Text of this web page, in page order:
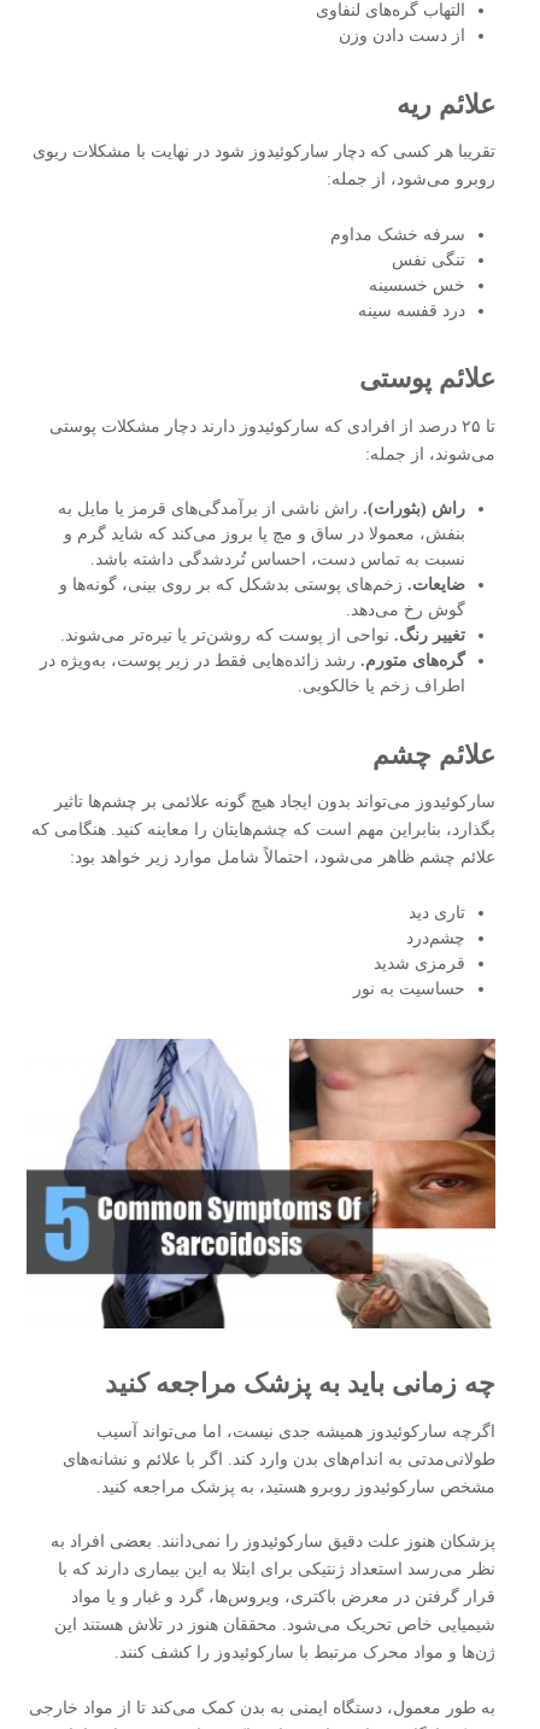
التهاب گره‌های لنفاوی
از دست دادن وزن
علائم ریه
تقریبا هر کسی که دچار سارکوئیدوز شود در نهایت با مشکلات ریوی
روبرو می‌شود، از جمله:
سرفه خشک مداوم
تنگی نفس
خس‌ خسسینه
درد قفسه‌ سینه
علائم پوستی
تا ۲۵ درصد از افرادی که سارکوئیدوز دارند دچار مشکلات پوستی
می‌شوند، از جمله:
راش (بثورات).راش ناشی از برآمدگی‌های قرمز یا مایل به
بنفش، معمولا در ساق و مچ پا بروز می‌کند که شاید گرم و
نسبت به تماس دست، احساس تُردشدگی داشته باشد.
ضایعات.زخم‌های پوستی بدشکل که بر روی بینی، گونه‌ها و
گوش رخ می‌دهد.
تغییر رنگ.نواحی از پوست که روشن‌تر یا تیره‌تر می‌شوند.
گره‌های متورم.رشد زائده‌هایی فقط در زیر پوست، به‌ویژه در
اطراف زخم یا خالکوبی.
علائم چشم
سارکوئیدوز می‌تواند بدون ایجاد هیچ گونه علائمی بر چشم‌ها تاثیر
بگذارد، بنابراین مهم است که چشم‌هایتان را معاینه کنید. هنگامی که
علائم چشم ظاهر می‌شود، احتمالاً شامل موارد زیر خواهد بود:
تاری دید
چشم‌درد
قرمزی شدید
حساسیت به نور
چه زمانی باید به پزشک مراجعه کنید
اگرچه سارکوئیدوز همیشه جدی نیست، اما می‌تواند آسیب
طولانی‌مدتی به اندا‌م‌های بدن وارد کند. اگر با علائم و نشانه‌های
مشخص سارکوئیدوز روبرو هستید، به پزشک مراجعه کنید.
پزشکان هنوز علت دقیق سارکوئیدوز را نمی‌دانند. بعضی افراد به
نظر می‌رسد استعداد ژنتیکی برای ابتلا به این بیماری دارند که با
قرار گرفتن در معرض باکتری، ویروس‌ها، گرد و غبار و یا مواد
شیمیایی خاص تحریک می‌شود. محققان هنوز در تلاش هستند این
ژن‌ها و مواد محرک مرتبط با سارکوئیدوز را کشف کنند.
به طور معمول، دستگاه ایمنی به بدن کمک می‌کند تا از مواد خارجی